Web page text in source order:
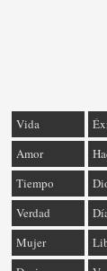
Vida
Amor
Tiempo
Verdad
Mujer